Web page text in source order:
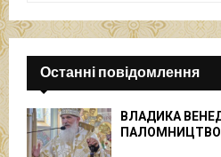
Останні повідомлення
ВЛАДИКА